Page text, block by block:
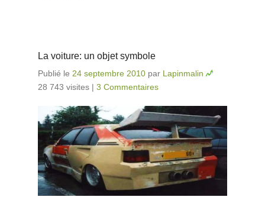
La voiture: un objet symbole
Publié le 24 septembre 2010 par Lapinmalin
28 743 visites | 3 Commentaires